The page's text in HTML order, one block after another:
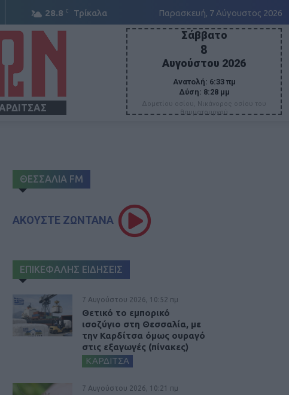
28.8 C Τρίκαλα Παρασκευή, 7 Αύγουστος 2026
Σάββατο
8
Αυγούστου 2026
Ανατολή: 6:33 πμ
Δύση: 8:28 μμ
Δομετίου οσίου, Νικάνορος οσίου του
θαυματουργού
ΘΕΣΣΑΛΙΑ FM
ΑΚΟΥΣΤΕ ΖΩΝΤΑΝΑ
ΕΠΙΚΕΦΑΛΗΣ ΕΙΔΗΣΕΙΣ
7 Αυγούστου 2026, 10:52 πμ
Θετικό το εμπορικό
ισοζύγιο στη Θεσσαλία, με
την Καρδίτσα όμως ουραγό
στις εξαγωγές (πίνακες)
ΚΑΡΔΙΤΣΑ
7 Αυγούστου 2026, 10:21 πμ